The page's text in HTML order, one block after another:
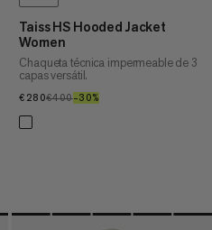
Taiss HS Hooded Jacket
Women
Chaqueta técnica impermeable de 3
capas versátil.
€280€280
€400€400
–30%